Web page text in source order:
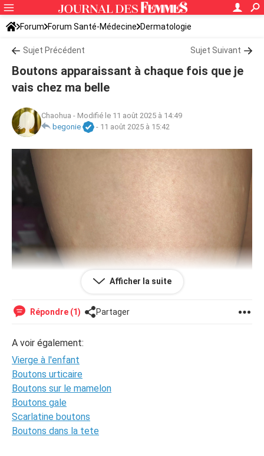
Forum Forum Santé-Médecine Dermatologie
Sujet Précédent Sujet Suivant
Boutons apparaissant à chaque fois que je
vais chez ma belle
Chaohua - Modifié le 11 août 2025 à 14:49
begonie
- 11 août 2025 à 15:42
Afficher la suite
Répondre (1) Partager
A voir également:
Vierge à l'enfant
Boutons urticaire
Boutons sur le mamelon
Boutons gale
Scarlatine boutons
Boutons dans la tete